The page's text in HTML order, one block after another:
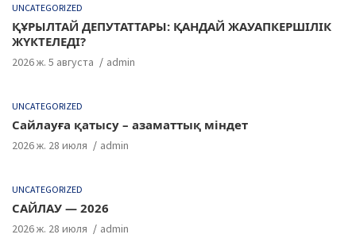
UNCATEGORIZED
ҚҰРЫЛТАЙ ДЕПУТАТТАРЫ: ҚАНДАЙ ЖАУАПКЕРШІЛІК
ЖҮКТЕЛЕДІ?
2026 ж. 5 августа admin
UNCATEGORIZED
Сайлауға қатысу – азаматтық міндет
2026 ж. 28 июля admin
UNCATEGORIZED
САЙЛАУ — 2026
2026 ж. 28 июля admin